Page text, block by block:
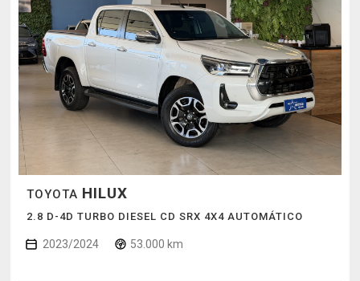
TOYOTA HILUX
2.8 D-4D TURBO DIESEL CD SRX 4X4 AUTOMÁTICO
2023/2024 53.000 km